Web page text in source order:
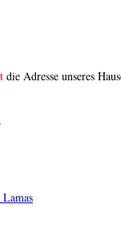
die Adresse unseres